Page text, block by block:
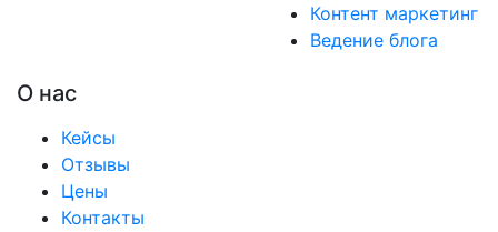
Контент маркетинг
Ведение блога
О нас
Кейсы
Отзывы
Цены
Контакты